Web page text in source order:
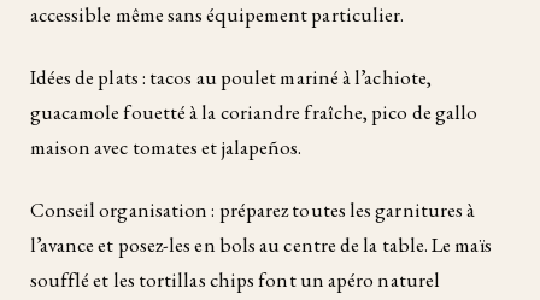
accessible même sans équipement particulier.
Idées de plats : tacos au poulet mariné à l’achiote,
guacamole fouetté à la coriandre fraîche, pico de gallo
maison avec tomates et jalapeños.
Conseil organisation : préparez toutes les garnitures à
l’avance et posez-les en bols au centre de la table. Le maïs
soufflé et les tortillas chips font un apéro naturel